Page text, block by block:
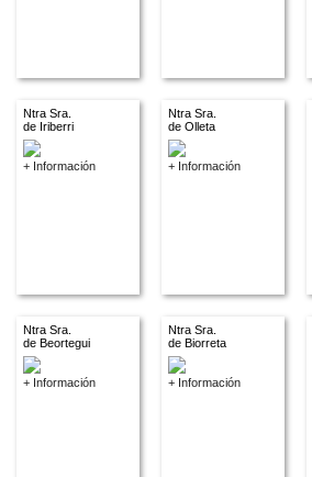
Ntra Sra.
de Iriberri
+ Información
Ntra Sra.
de Olleta
+ Información
Ntra Sra.
de Beortegui
+ Información
Ntra Sra.
de Biorreta
+ Información